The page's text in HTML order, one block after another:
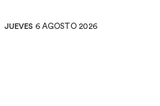
JUEVES 6 AGOSTO 2026